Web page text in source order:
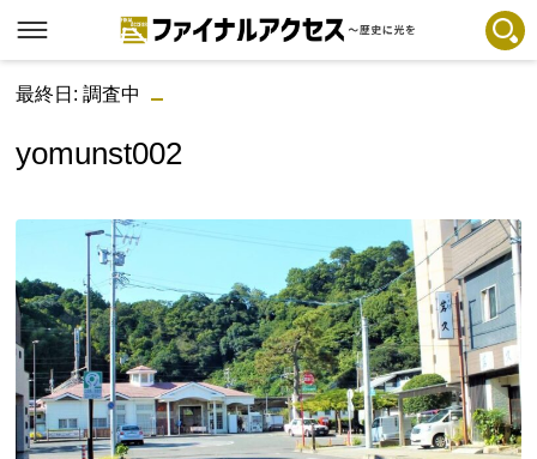
ファイナルアクセスとは
プライバシーポリシー
お問合せ
免責事項
不具合・報告事項
記事掲載基準
フリーワードで探す
最終日: 調査中
yomunst002